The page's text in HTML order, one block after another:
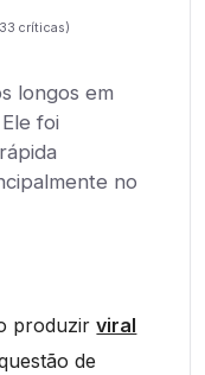
33 críticas)
longos em
foi
no
produzirviral
de